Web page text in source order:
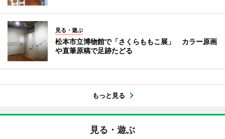
見る・遊ぶ
松本市立博物館で「さくらももこ展」 カラー原画
や直筆原稿で足跡たどる
もっと見る
見る・遊ぶ